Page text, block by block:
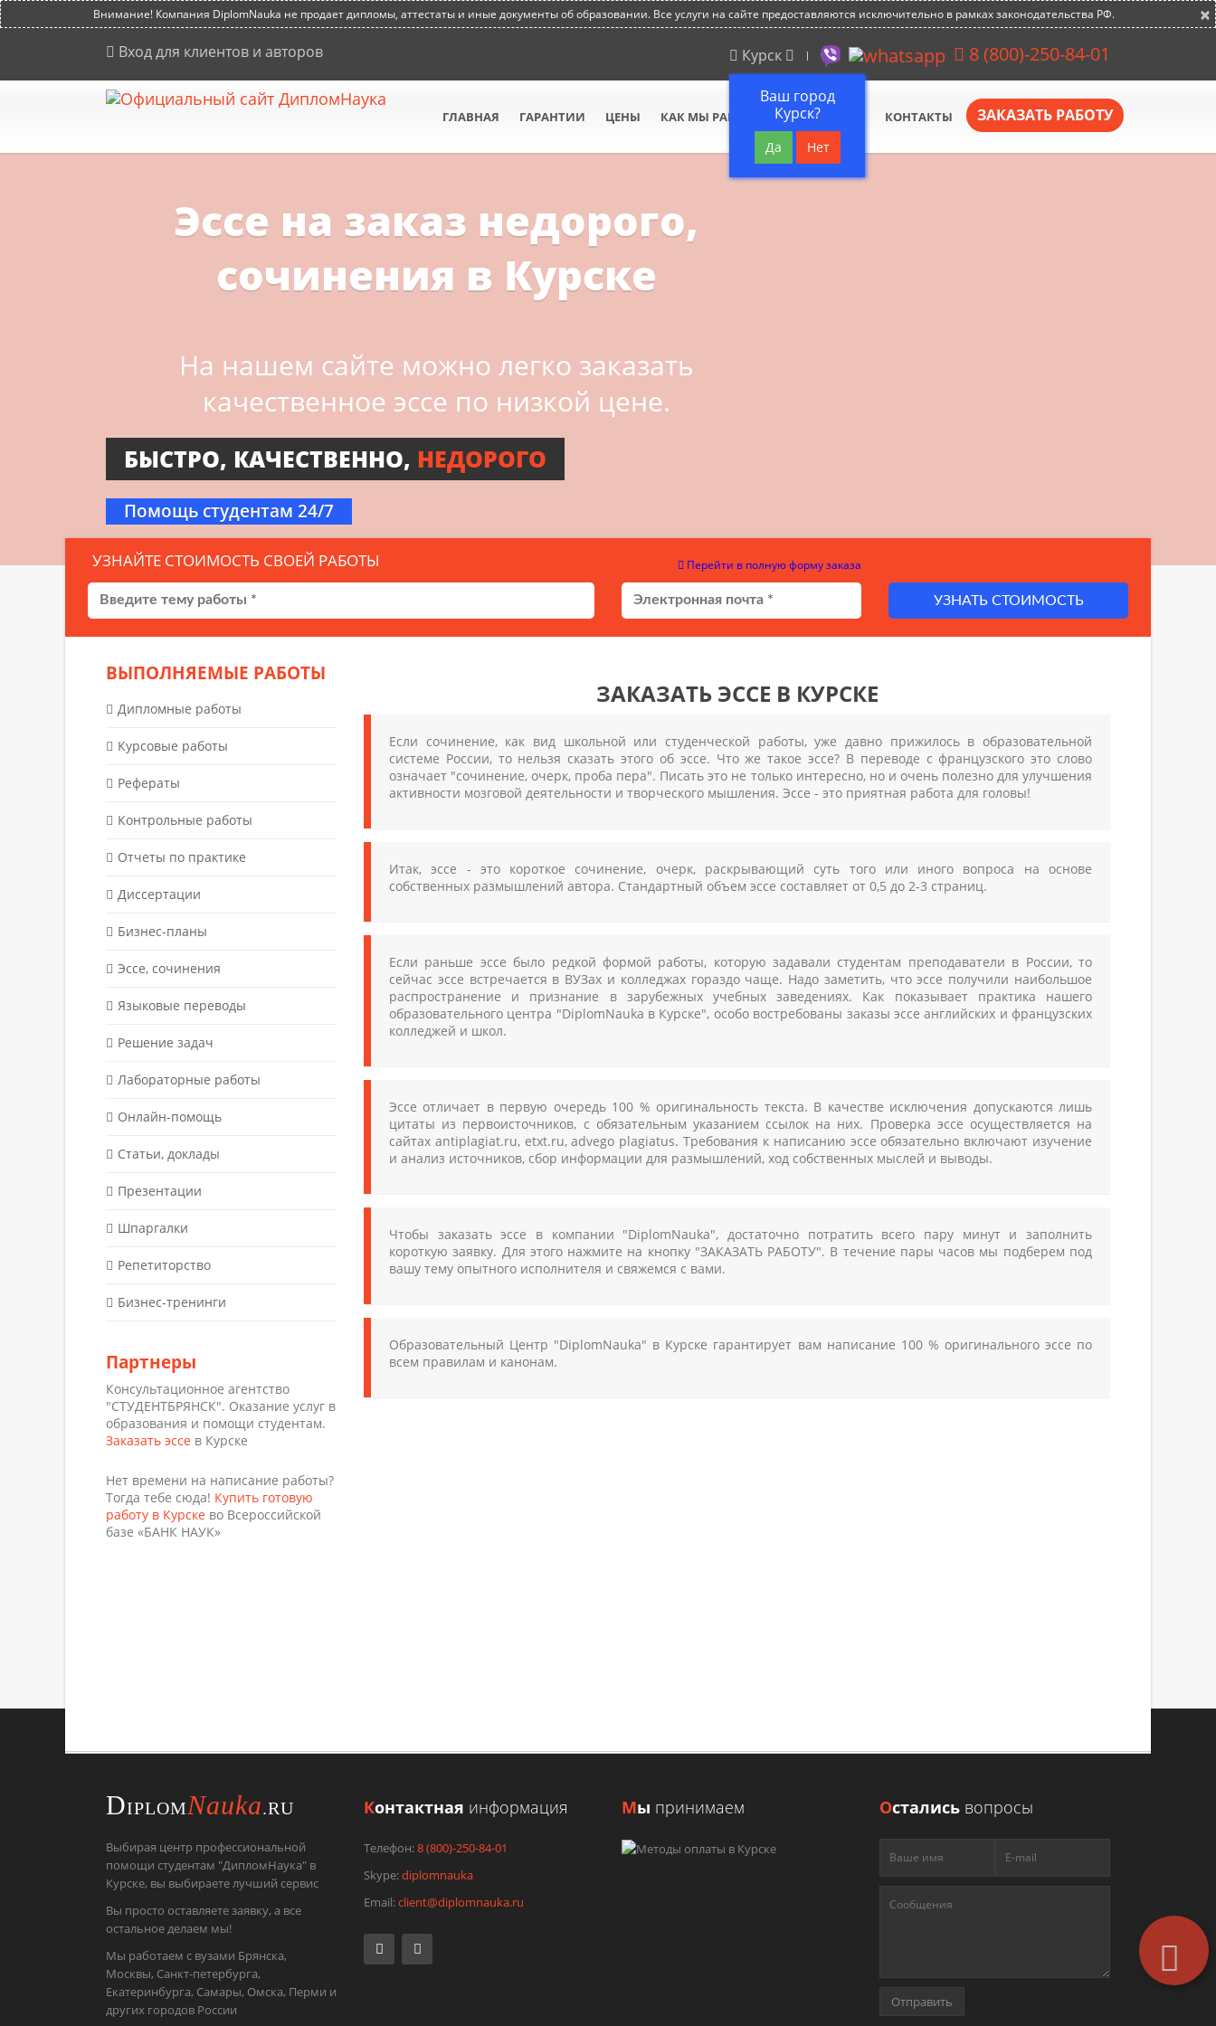
×
Внимание! Компания DiplomNauka не продает дипломы, аттестаты и иные документы об образовании. Все услуги на сайте предоставляются исключительно в рамках законодательства РФ.
Вход для клиентов и авторов Курск
Ваш город
Курск?
Да Нет
8 (800)-250-84-01
ЗАКАЗАТЬ РАБОТУ
ГЛАВНАЯ ГАРАНТИИ ЦЕНЫ КАК МЫ РАБОТАЕМ ВАКАНСИИ КОНТАКТЫ
Эссе на заказ недорого,
сочинения в Курске
На нашем сайте можно легко заказать
качественное эссе по низкой цене.
БЫСТРО, КАЧЕСТВЕННО, НЕДОРОГО
Помощь студентам 24/7
УЗНАЙТЕ СТОИМОСТЬ СВОЕЙ РАБОТЫ Перейти в полную форму заказа
УЗНАТЬ СТОИМОСТЬ
ВЫПОЛНЯЕМЫЕ РАБОТЫ
Дипломные работы
Курсовые работы
Рефераты
Контрольные работы
Отчеты по практике
Диссертации
Бизнес-планы
Эссе, сочинения
Языковые переводы
Решение задач
Лабораторные работы
Онлайн-помощь
Статьи, доклады
Презентации
Шпаргалки
Репетиторство
Бизнес-тренинги
Партнеры
Консультационное агентство
"СТУДЕНТБРЯНСК". Оказание услуг в
образования и помощи студентам.
Заказать эссе в Курске
Нет времени на написание работы?
Тогда тебе сюда! Купить готовую
работу в Курске во Всероссийской
базе «БАНК НАУК»
ЗАКАЗАТЬ ЭССЕ В КУРСКЕ
Если сочинение, как вид школьной или студенческой работы, уже давно прижилось в образовательной
системе России, то нельзя сказать этого об эссе. Что же такое эссе? В переводе с французского это слово
означает "сочинение, очерк, проба пера". Писать это не только интересно, но и очень полезно для улучшения
активности мозговой деятельности и творческого мышления. Эссе - это приятная работа для головы!
Итак, эссе - это короткое сочинение, очерк, раскрывающий суть того или иного вопроса на основе
собственных размышлений автора. Стандартный объем эссе составляет от 0,5 до 2-3 страниц.
Если раньше эссе было редкой формой работы, которую задавали студентам преподаватели в России, то
сейчас эссе встречается в ВУЗах и колледжах гораздо чаще. Надо заметить, что эссе получили наибольшое
распространение и признание в зарубежных учебных заведениях. Как показывает практика нашего
образовательного центра "DiplomNauka в Курске", особо востребованы заказы эссе английских и французских
колледжей и школ.
Эссе отличает в первую очередь 100 % оригинальность текста. В качестве исключения допускаются лишь
цитаты из первоисточников, с обязательным указанием ссылок на них. Проверка эссе осуществляется на
сайтах antiplagiat.ru, etxt.ru, advego plagiatus. Требования к написанию эссе обязательно включают изучение
и анализ источников, сбор информации для размышлений, ход собственных мыслей и выводы.
Чтобы заказать эссе в компании "DiplomNauka", достаточно потратить всего пару минут и заполнить
короткую заявку. Для этого нажмите на кнопку "ЗАКАЗАТЬ РАБОТУ". В течение пары часов мы подберем под
вашу тему опытного исполнителя и свяжемся с вами.
Образовательный Центр "DiplomNauka" в Курске гарантирует вам написание 100 % оригинального эссе по
всем правилам и канонам.
DIPLOMNauka.RU
Выбирая центр профессиональной
помощи студентам "ДипломНаука" в
Курске, вы выбираете лучший сервис
Вы просто оставляете заявку, а все
остальное делаем мы!
Мы работаем с вузами Брянска,
Москвы, Санкт-петербурга,
Екатеринбурга, Самары, Омска, Перми и
других городов России
Контактная информация
Телефон:8 (800)-250-84-01
Skype:diplomnauka
Email:client@diplomnauka.ru
Мы принимаем Остались вопросы